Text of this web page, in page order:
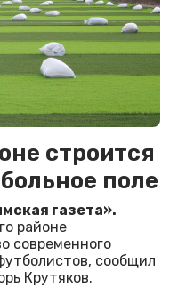
строится
поле
газета».
районе
современного
сообщил
Крутяков.